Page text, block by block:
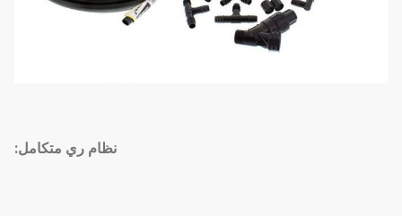
نظام ري متكامل: